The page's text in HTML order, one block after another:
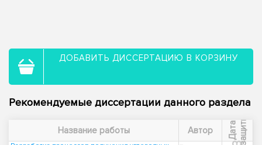
ДОБАВИТЬ ДИССЕРТАЦИЮ В КОРЗИНУ
Рекомендуемые диссертации данного раздела
Название работы Автор Д
а
т
а
з
а
щ
и
т ы